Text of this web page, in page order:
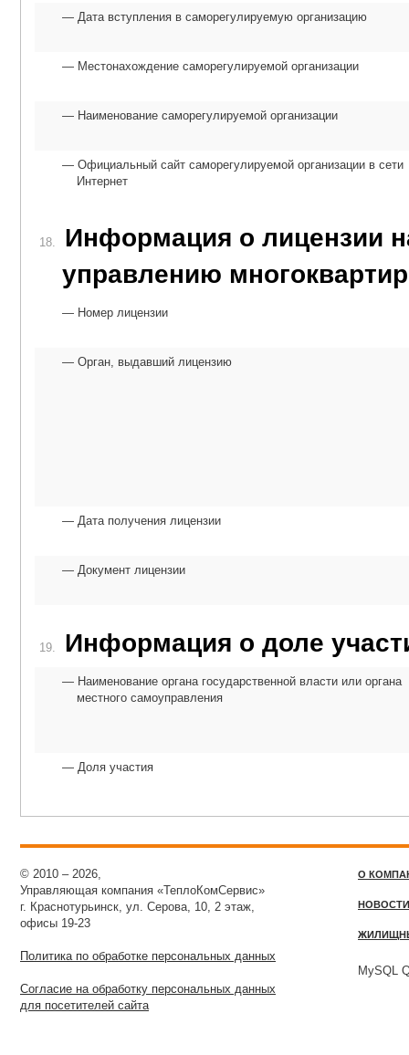
Дата вступления в саморегулируемую организацию
Местонахождение саморегулируемой организации
Наименование саморегулируемой организации
Официальный сайт саморегулируемой организации в сети
Интернет
18.
Информация о лицензии
управлению
Номер лицензии
Орган, выдавший лицензию
Дата получения лицензии
Документ лицензии
19. Информация о доле
Наименование органа государственной власти или органа
местного самоуправления
Доля участия
© 2010 – 2026,
Управляющая компания «ТеплоКомСервис»
г. Краснотурьинск, ул. Серова, 10, 2 этаж,
офисы 19-23
Политика по обработке персональных данных
Согласие на обработку персональных данных
для посетителей сайта
О
НОВОСТИ
MySQL